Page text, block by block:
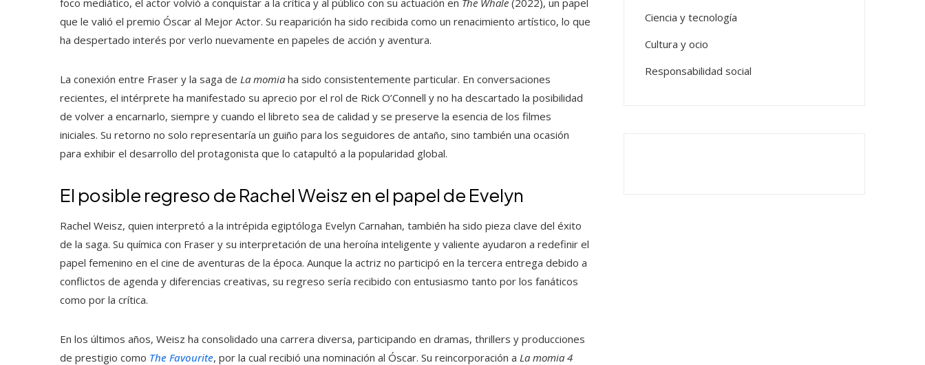
que le valió el premio Óscar al Mejor Actor. Su reaparición ha sido recibida como un renacimiento artístico, lo que
ha despertado interés por verlo nuevamente en papeles de acción y aventura.
La conexión entre Fraser y la saga de La momia ha sido consistentemente particular. En conversaciones
recientes, el intérprete ha manifestado su aprecio por el rol de Rick O’Connell y no ha descartado la posibilidad
de volver a encarnarlo, siempre y cuando el libreto sea de calidad y se preserve la esencia de los filmes
iniciales. Su retorno no solo representaría un guiño para los seguidores de antaño, sino también una ocasión
para exhibir el desarrollo del protagonista que lo catapultó a la popularidad global.
El posible regreso de Rachel Weisz en el papel de Evelyn
Rachel Weisz, quien interpretó a la intrépida egiptóloga Evelyn Carnahan, también ha sido pieza clave del éxito
de la saga. Su química con Fraser y su interpretación de una heroína inteligente y valiente ayudaron a redefinir el
papel femenino en el cine de aventuras de la época. Aunque la actriz no participó en la tercera entrega debido a
conflictos de agenda y diferencias creativas, su regreso sería recibido con entusiasmo tanto por los fanáticos
como por la crítica.
En los últimos años, Weisz ha consolidado una carrera diversa, participando en dramas, thrillers y producciones
de prestigio como The Favourite, por la cual recibió una nominación al Óscar. Su reincorporación a La momia 4
Ciencia y tecnología
Cultura y ocio
Responsabilidad social